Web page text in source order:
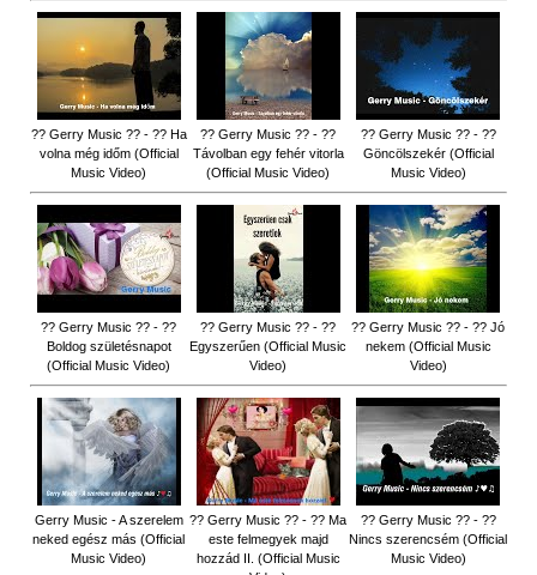
?? Gerry Music ?? - ?? Ha
volna még időm (Official
Music Video)
?? Gerry Music ?? - ??
Távolban egy fehér vitorla
(Official Music Video)
?? Gerry Music ?? - ??
Göncölszekér (Official
Music Video)
?? Gerry Music ?? - ??
Boldog születésnapot
(Official Music Video)
?? Gerry Music ?? - ??
Egyszerűen (Official Music
Video)
?? Gerry Music ?? - ?? Jó
nekem (Official Music
Video)
Gerry Music - A szerelem
neked egész más (Official
Music Video)
?? Gerry Music ?? - ?? Ma
este felmegyek majd
hozzád II. (Official Music
?? Gerry Music ?? - ??
Nincs szerencsém (Official
Music Video)